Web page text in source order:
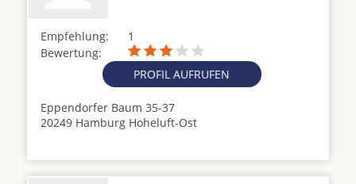
Empfehlung:
1
Bewertung:
PROFIL AUFRUFEN
Eppendorfer Baum 35-37
20249 Hamburg Hoheluft-Ost